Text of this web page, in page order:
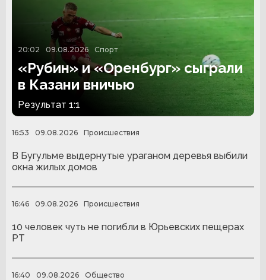
20:02 09.08.2026 Спорт
«Рубин» и «Оренбург» сыграли
в Казани вничью
Результат 1:1
16:53 09.08.2026 Происшествия
В Бугульме выдернутые ураганом деревья выбили
окна жилых домов
16:46 09.08.2026 Происшествия
10 человек чуть не погибли в Юрьевских пещерах
РТ
16:40 09.08.2026 Общество